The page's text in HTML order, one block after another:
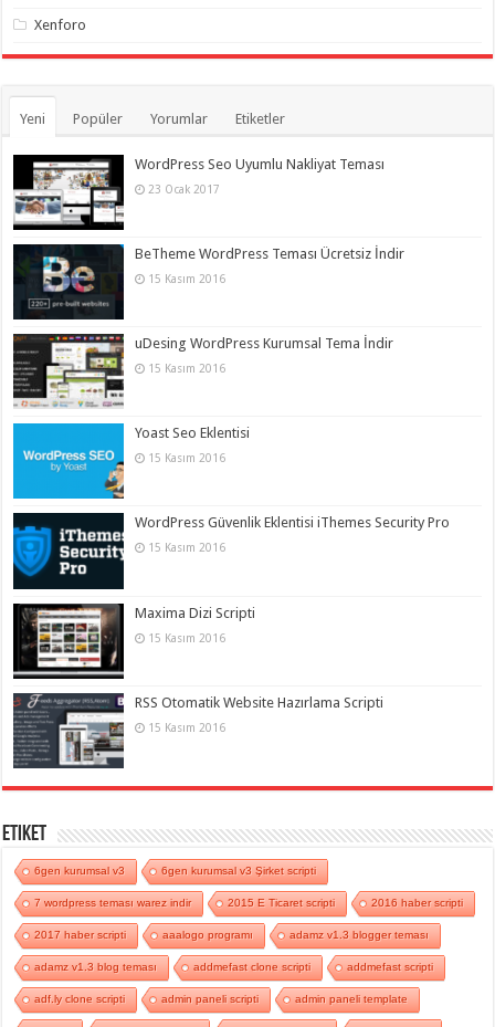
Xenforo
Yeni Popüler Yorumlar Etiketler
WordPress Seo Uyumlu Nakliyat Teması
23 Ocak 2017
BeTheme WordPress Teması Ücretsiz İndir
15 Kasım 2016
uDesing WordPress Kurumsal Tema İndir
15 Kasım 2016
Yoast Seo Eklentisi
15 Kasım 2016
WordPress Güvenlik Eklentisi iThemes Security Pro
15 Kasım 2016
Maxima Dizi Scripti
15 Kasım 2016
RSS Otomatik Website Hazırlama Scripti
15 Kasım 2016
Etiket
6gen kurumsal v3 6gen kurumsal v3 Şirket scripti
7 wordpress teması warez indir 2015 E Ticaret scripti 2016 haber scripti
2017 haber scripti aaalogo programı adamz v1.3 blogger teması
adamz v1.3 blog teması addmefast clone scripti addmefast scripti
adf.ly clone scripti admin paneli scripti admin paneli template